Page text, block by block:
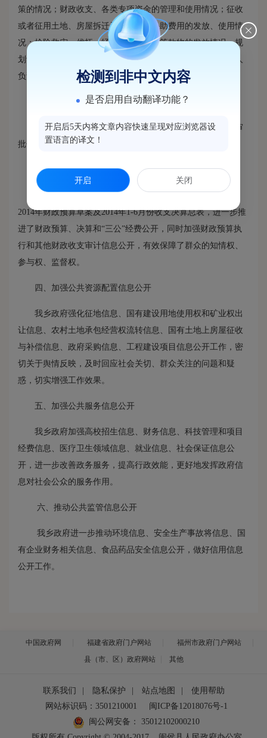
策的情况；财政收支、各类专项资金的管理和使用情况；征收
或者征用土地、房屋拆迁及其补偿、补助费用的发放、使用情
况；抢险救灾、优抚、经济、社会捐助等款物的发放情况；规
划计划；本乡工作动态及应主动公开的其他信息等。明确专人
负责政府信息公开工作，切实保证信息内容定期及时更新。
二、推进行政权力运行信息公开
2014年我乡持续推进行政权力公开透明运行，加强行政审
批信息公开及行政处罚信息公开。
三、继续推进财政资金信息公开
2014年财政预算草案及2014年1-6月份收支决算总表，进一步推
进了财政预算、决算和“三公”经费公开，同时加强财政预算执
行和其他财政收支审计信息公开，有效保障了群众的知情权、
参与权、监督权。
四、加强公共资源配置信息公开
我乡政府强化征地信息、国有建设用地使用权和矿业权出
让信息、农村土地承包经营权流转信息、国有土地上房屋征收
与补偿信息、政府采购信息、工程建设项目信息公开工作，密
切关于舆情反映，及时回应社会关切、群众关注的问题和疑
惑，切实增强工作效果。
五、加强公共服务信息公开
我乡政府加强高校招生信息、财务信息、科技管理和项目
经费信息、医疗卫生领域信息、就业信息、社会保证信息公
开，进一步改善政务服务，提高行政效能，更好地发挥政府信
息对社会公众的服务作用。
六、推动公共监管信息公开
我乡政府进一步推动环境信息、安全生产事故将信息、国
有企业财务相关信息、食品药品安全信息公开，做好信用信息
公开工作。
中国政府网 福建省政府门户网站
福州市政府门户网站
县（市、区）政府网站
其他
联系我们 隐私保护 站点地图
使用帮助
网站标识码：3501210001
闽ICP备12018076号-1
闽公网安备：
35012102000210
检测到非中文内容
是否启用自动翻译功能？
开启后5天内将文章内容快速呈现对应浏览器设
置语言的译文！
开启 关闭